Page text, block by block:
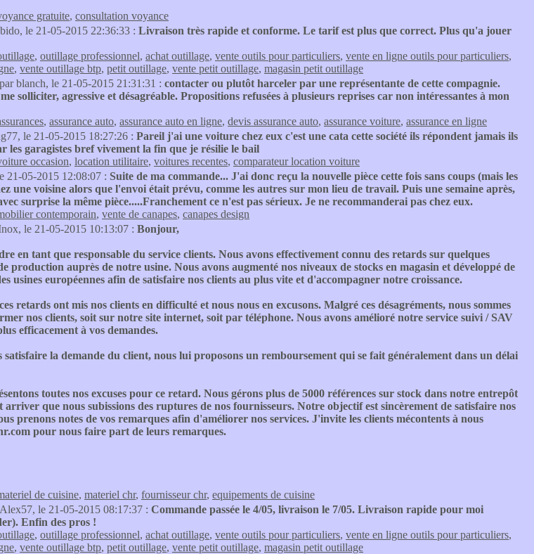
gratuite, consultation voyance
le 21-05-2015 22:36:33 : Livraison très rapide et conforme. Le tarif est plus que correct. Plus qu'a jouer
, outillage professionnel, achat outillage, vente outils pour particuliers, vente en ligne outils pour particuliers,
, vente outillage btp, petit outillage, vente petit outillage, magasin petit outillage
blanch, le 21-05-2015 21:31:31 : contacter ou plutôt harceler par une représentante de cette compagnie.
solliciter, agressive et désagréable. Propositions refusées à plusieurs reprises car non intéressantes à mon
, assurance auto, assurance auto en ligne, devis assurance auto, assurance voiture, assurance en ligne
le 21-05-2015 18:27:26 : Pareil j'ai une voiture chez eux c'est une cata cette société ils répondent jamais ils
les garagistes bref vivement la fin que je résilie le bail
occasion, location utilitaire, voitures recentes, comparateur location voiture
21-05-2015 12:08:07 : Suite de ma commande... J'ai donc reçu la nouvelle pièce cette fois sans coups (mais les
une voisine alors que l'envoi était prévu, comme les autres sur mon lieu de travail. Puis une semaine après,
surprise la même pièce.....Franchement ce n'est pas sérieux. Je ne recommanderai pas chez eux.
contemporain, vente de canapes, canapes design
le 21-05-2015 10:13:07 : Bonjour,
en tant que responsable du service clients. Nous avons effectivement connu des retards sur quelques
production auprès de notre usine. Nous avons augmenté nos niveaux de stocks en magasin et développé de
usines européennes afin de satisfaire nos clients au plus vite et d'accompagner notre croissance.
retards ont mis nos clients en difficulté et nous nous en excusons. Malgré ces désagréments, nous sommes
nos clients, soit sur notre site internet, soit par téléphone. Nous avons amélioré notre service suivi / SAV
efficacement à vos demandes.
satisfaire la demande du client, nous lui proposons un remboursement qui se fait généralement dans un délai
toutes nos excuses pour ce retard. Nous gérons plus de 5000 références sur stock dans notre entrepôt
que nous subissions des ruptures de nos fournisseurs. Notre objectif est sincèrement de satisfaire nos
prenons notes de vos remarques afin d'améliorer nos services. J'invite les clients mécontents à nous
pour nous faire part de leurs remarques.
de cuisine, materiel chr, fournisseur chr, equipements de cuisine
le 21-05-2015 08:17:37 : Commande passée le 4/05, livraison le 7/05. Livraison rapide pour moi
Enfin des pros !
, outillage professionnel, achat outillage, vente outils pour particuliers, vente en ligne outils pour particuliers,
, vente outillage btp, petit outillage, vente petit outillage, magasin petit outillage